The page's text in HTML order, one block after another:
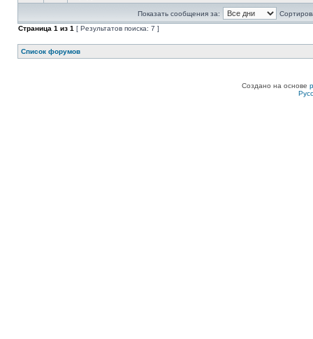
Показать сообщения за:
Страница 1 из 1 [ Результатов поиска: 7 ]
Список форумов
Создано на основе